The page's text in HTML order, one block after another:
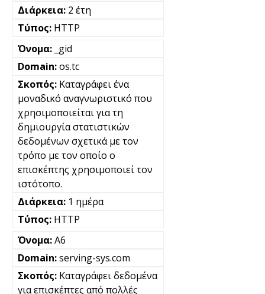
2 έτη
HTTP
_gid
os.tc
Καταγράφει ένα
μοναδικό αναγνωριστικό που
χρησιμοποιείται για τη
δημιουργία στατιστικών
δεδομένων σχετικά με τον
τρόπο με τον οποίο ο
επισκέπτης χρησιμοποιεί τον
ιστότοπο.
1 ημέρα
HTTP
A6
serving-sys.com
Καταγράφει δεδομένα
για επισκέπτες από πολλές